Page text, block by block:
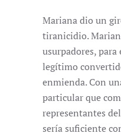
Mariana dio un
tiranicidio.
usurpadores,
legítimo
enmienda. Con
particular que
representantes
sería suficiente